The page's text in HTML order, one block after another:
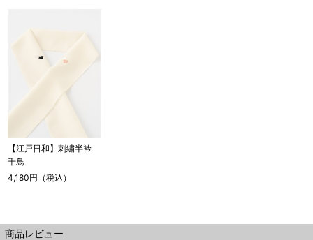
【江戸日和】刺繍半衿
千鳥
4,180円（税込）
商品レビュー